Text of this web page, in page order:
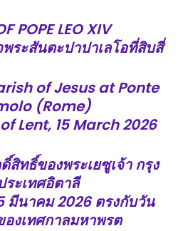
POPE LEO XIV
ระสันตะปาปาเลโอที่สิบสี่
of Jesus at Ponte
(Rome)
Lent, 15 March 2026
ทธิ์ของพระเยซูเจ้า กรุง
ระเทศอิตาลี
มีนาคม 2026 ตรงกับวัน
งเทศกาลมหาพรต